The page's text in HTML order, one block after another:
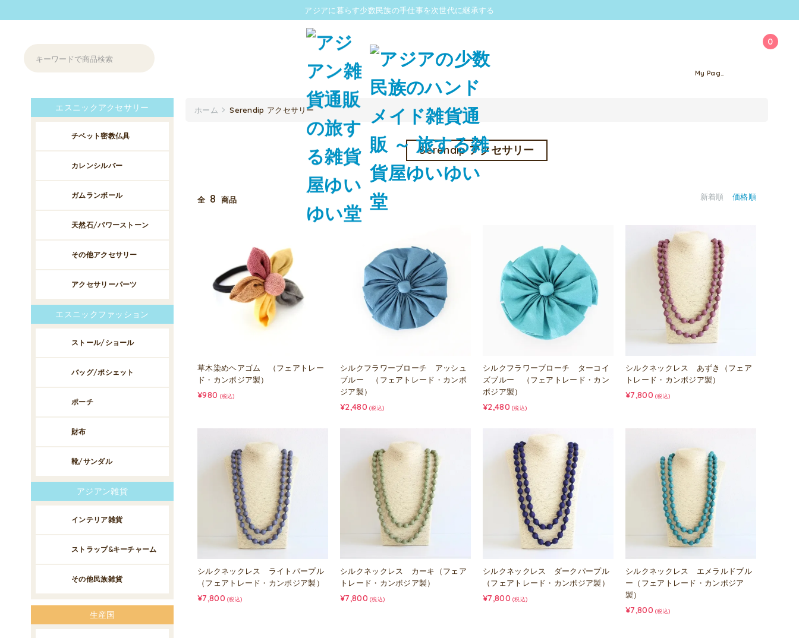
アジアに暮らす少数民族の手仕事を次世代に継承する
0
My Page
ホーム Serendip アクセサリー
Serendip アクセサリー
全 8 商品 新着順 価格順
草木染めヘアゴム （フェアトレー
ド・カンボジア製）
¥980 (税込)
シルクフラワーブローチ アッシュ
ブルー （フェアトレード・カンボ
ジア製）
¥2,480 (税込)
シルクフラワーブローチ ターコイ
ズブルー （フェアトレード・カン
ボジア製）
¥2,480 (税込)
シルクネックレス あずき（フェア
トレード・カンボジア製）
¥7,800 (税込)
シルクネックレス ライトパープル
（フェアトレード・カンボジア製）
¥7,800 (税込)
シルクネックレス カーキ（フェア
トレード・カンボジア製）
¥7,800 (税込)
シルクネックレス ダークパープル
（フェアトレード・カンボジア製）
¥7,800 (税込)
シルクネックレス エメラルドブル
ー（フェアトレード・カンボジア
製）
¥7,800 (税込)
エスニックアクセサリー
チベット密教仏具
カレンシルバー
ガムランボール
天然石/パワーストーン
その他アクセサリー
アクセサリーパーツ
エスニックファッション
ストール/ショール
バッグ/ポシェット
ポーチ
財布
靴/サンダル
アジアン雑貨
インテリア雑貨
ストラップ&キーチャーム
その他民族雑貨
生産国